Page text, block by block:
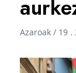
Azaroak / 19 .